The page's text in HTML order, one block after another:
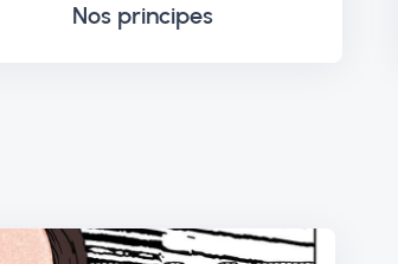
Nos principes